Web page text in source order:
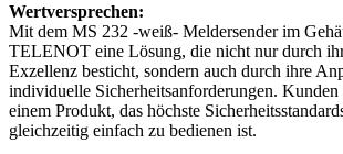
Wertversprechen:
Mit dem MS 232 -weiß- Meldersender im
TELENOT eine Lösung, die nicht nur durch
Exzellenz besticht, sondern auch durch ihre
individuelle Sicherheitsanforderungen.
einem Produkt, das höchste
gleichzeitig einfach zu bedienen ist.